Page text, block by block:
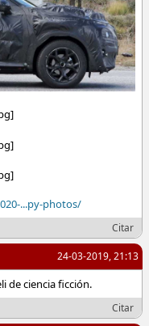
...py-photos/
Citar
24-03-2019, 21:13
de ciencia ficción.
Citar